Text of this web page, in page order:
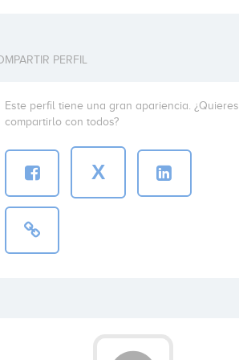
PERFIL
Este perfil tiene una gran apariencia. ¿Quieres
compartirlo con todos?
X